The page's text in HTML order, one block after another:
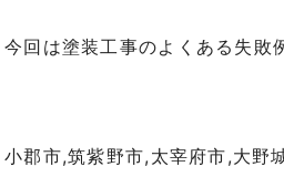
今回は塗装工事のよくある失敗
小郡市,筑紫野市,太宰府市,大野